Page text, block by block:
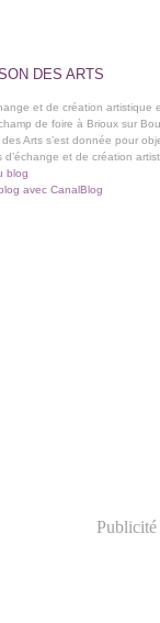
DES ARTS
et de création artistique
de foire à Brioux sur
Arts s’est donnée pour
d’échange et de création
blog
avec CanalBlog
Publicité